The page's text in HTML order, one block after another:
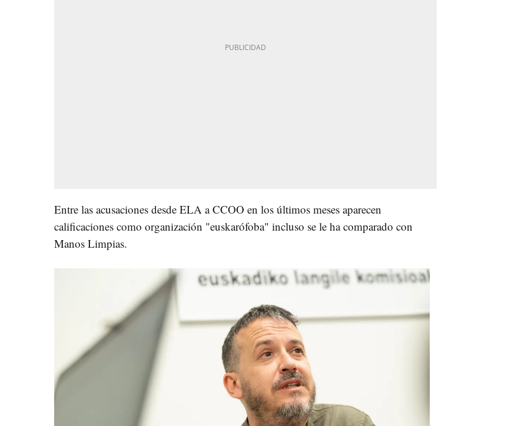
Entre las acusaciones desde ELA a CCOO en los últimos meses aparecen
calificaciones como organización "euskarófoba" incluso se le ha comparado con
Manos Limpias.